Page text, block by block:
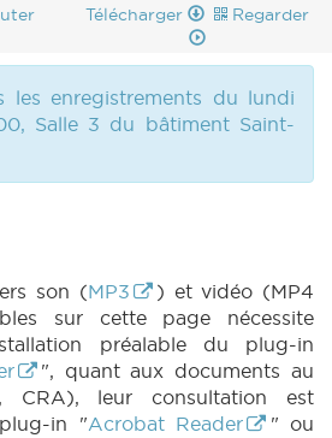
Télécharger Regarder
les enregistrements du lundi
Salle 3 du bâtiment Saint-
son (MP3
) et vidéo (MP4
sur cette page nécessite
préalable du plug-in
", quant aux documents au
CRA), leur consultation est
in "Acrobat Reader
" ou